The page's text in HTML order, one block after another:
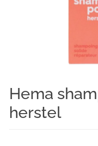
Hema
herstel